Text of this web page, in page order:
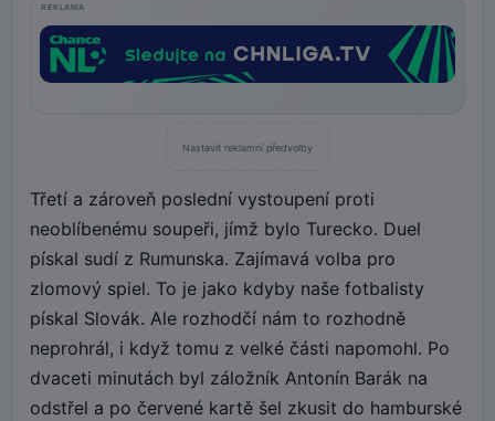
REKLAMA
Nastavit reklamní předvolby
Třetí a zároveň poslední vystoupení proti
neoblíbenému soupeři, jímž bylo Turecko. Duel
pískal sudí z Rumunska. Zajímavá volba pro
zlomový spiel. To je jako kdyby naše fotbalisty
pískal Slovák. Ale rozhodčí nám to rozhodně
neprohrál, i když tomu z velké části napomohl. Po
dvaceti minutách byl záložník Antonín Barák na
odstřel a po červené kartě šel zkusit do hamburské